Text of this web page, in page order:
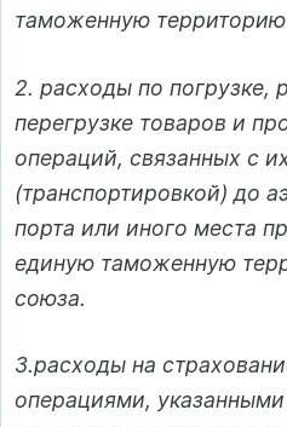
таможенную
2. расходы по погрузке,
перегрузке товаров и
операций, связанных с
(транспортировкой) до
порта или иного места
единую таможенную
союза.
3.расходы на
операциями,